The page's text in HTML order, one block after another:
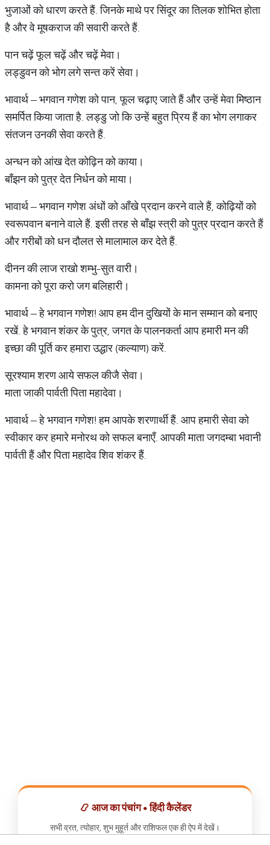
भुजाओं को धारण करते हैं. जिनके माथे पर सिंदूर का तिलक शोभित होता
है और वे मूषकराज की सवारी करते हैं.
पान चढ़ें फूल चढ़ें और चढ़ें मेवा।
लड्डुवन को भोग लगे सन्त करें सेवा।
भावार्थ – भगवान गणेश को पान, फूल चढ़ाए जाते हैं और उन्हें मेवा मिष्ठान
समर्पित किया जाता है. लड्डु जो कि उन्हें बहुत प्रिय हैं का भोग लगाकर
संतजन उनकी सेवा करते हैं.
अन्धन को आंख देत कोढ़िन को काया।
बाँझन को पुत्र देत निर्धन को माया।
भावार्थ – भगवान गणेश अंधों को आँखे प्रदान करने वाले हैं, कोढ़ियों को
स्वरूपवान बनाने वाले हैं. इसी तरह से बाँझ स्त्री को पुत्र प्रदान करते हैं
और गरीबों को धन दौलत से मालामाल कर देते हैं.
दीनन की लाज राखो शम्भु-सुत वारी।
कामना को पूरा करो जग बलिहारी।
भावार्थ – हे भगवान गणेश! आप हम दीन दुखियों के मान सम्मान को बनाए
रखें. हे भगवान शंकर के पुत्र, जगत के पालनकर्ता आप हमारी मन की
इच्छा की पूर्ति कर हमारा उद्धार (कल्याण) करें.
सूरश्याम शरण आये सफल कीजै सेवा।
माता जाकी पार्वती पिता महादेवा।
भावार्थ – हे भगवान गणेश! हम आपके शरणार्थी हैं. आप हमारी सेवा को
स्वीकार कर हमारे मनोरथ को सफल बनाएँ. आपकी माता जगदम्बा भवानी
पार्वती हैं और पिता महादेव शिव शंकर हैं.
📿 आज का पंचांग • हिंदी कैलेंडर
सभी व्रत, त्योहार, शुभ मुहूर्त और राशिफल एक ही ऐप में देखें।